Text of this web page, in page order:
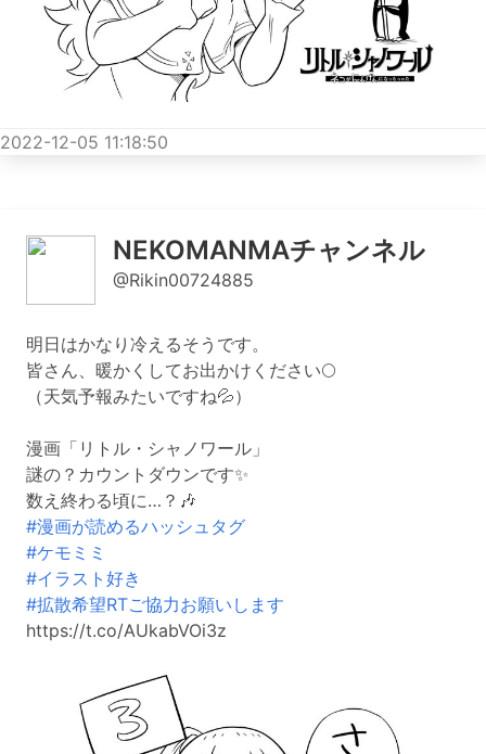
2022-12-05 11:18:50
NEKOMANMAチャンネル
@Rikin00724885
明日はかなり冷えるそうです。
皆さん、暖かくしてお出かけください🌕
（天気予報みたいですね💦）
漫画「リトル・シャノワール」
謎の？カウントダウンです✨
数え終わる頃に…？🎶
#漫画が読めるハッシュタグ
#ケモミミ
#イラスト好き
#拡散希望RTご協力お願いします
https://t.co/AUkabVOi3z